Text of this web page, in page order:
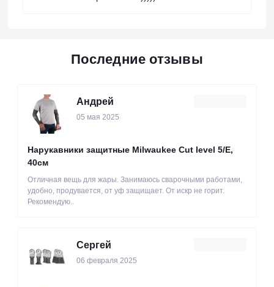
Последние отзывы
Андрей
05 мая 2025
Нарукавники защитные Milwaukee Cut level 5/Е,
40см
Отличная вещь для жары. Занимаюсь сварочными работами,
удобно, продувается, от уф защищает. От искр не горит.
Рекомендую..
Сергей
06 февраля 2025